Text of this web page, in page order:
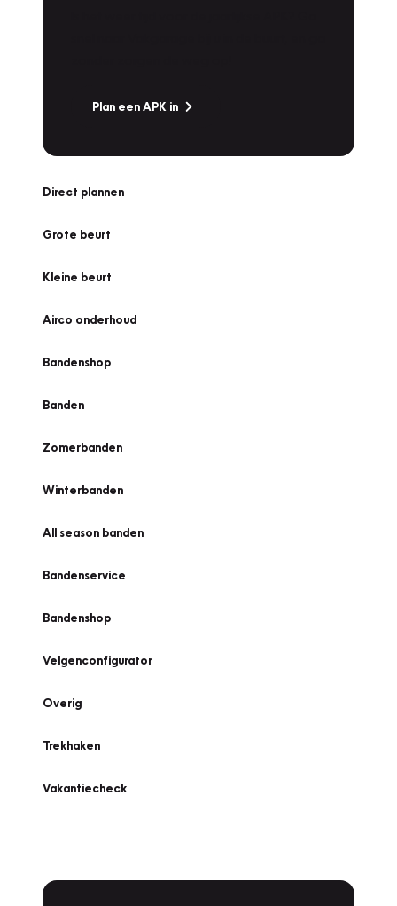
Plan een APK in
Direct plannen
Grote beurt
Kleine beurt
Airco onderhoud
Bandenshop
Banden
Zomerbanden
Winterbanden
All season banden
Bandenservice
Bandenshop
Velgenconfigurator
Overig
Trekhaken
Vakantiecheck